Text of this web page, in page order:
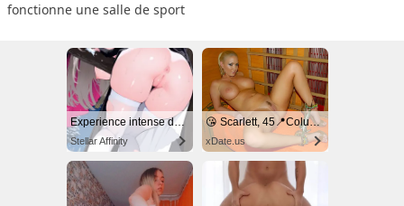
fonctionne une salle de sport